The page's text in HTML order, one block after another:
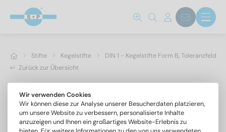
Stifte Kegelstifte
DIN 1 - Kegelstifte Form B, Toleranzfeld
Zurück zur Übersicht
Wir verwenden Cookies
Wir können diese zur Analyse unserer Besucherdaten platzieren,
um unsere Website zu verbessern, personalisierte Inhalte
anzuzeigen und Ihnen ein großartiges Website-Erlebnis zu